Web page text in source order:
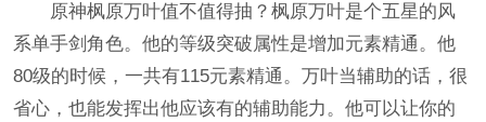
原神枫原万叶值不值得抽？枫原万叶是个五星的风
系单手剑角色。他的等级突破属性是增加元素精通。他
80级的时候，一共有115元素精通。万叶当辅助的话，很
省心，也能发挥出他应该有的辅助能力。他可以让你的